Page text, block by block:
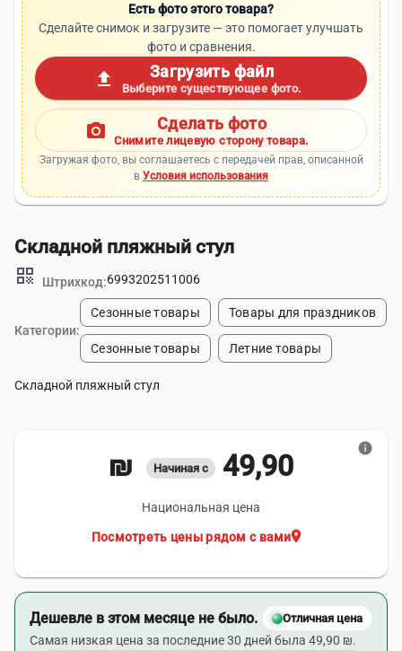
Есть фото этого товара?
Сделайте снимок и загрузите — это помогает улучшать
фото и сравнения.
upload Загрузить файл
Выберите существующее фото.
photo_camera Сделать фото
Снимите лицевую сторону товара.
Загружая фото, вы соглашаетесь с передачей прав, описанной
в Условия использования
Складной пляжный стул
qr_code
Штрихкод:6993202511006
Категории:
Сезонные товары Товары для праздников
Сезонные товары Летние товары
Складной пляжный стул
Начиная с 49,90 ₪
Национальная цена
location_on
Посмотреть цены рядом с вами
info
Дешевле в этом месяце не было. Отличная цена
Самая низкая цена за последние 30 дней была 49,90 ₪.